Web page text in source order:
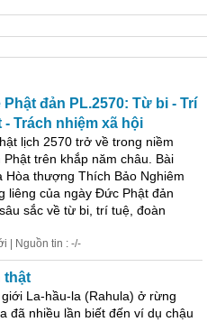
đản PL.2570: Từ bi - Trí
Trách nhiệm xã hội
lịch 2570 trở về trong niềm
trên khắp năm châu. Bài
thượng Thích Bảo Nghiêm
liêng của ngày Đức Phật đản
sắc về từ bi, trí tuệ, đoàn
| Nguồn tin : -/-
thật
La-hầu-la (Rahula) ở rừng
đã nhiều lần biết đến ví dụ chậu